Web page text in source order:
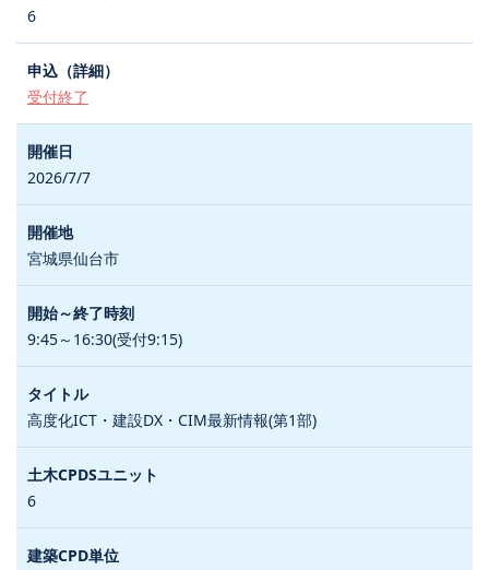
6
受付終了
2026/7/7
宮城県仙台市
9:45～16:30(受付9:15)
高度化ICT・建設DX・CIM最新情報(第1部)
6